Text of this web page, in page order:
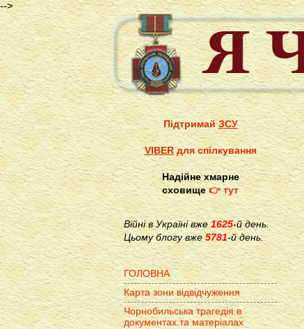
-->
ПідтримайЗСУ
VIBERдля спілкування
Надійне хмарне
сховище👉 тут
Війні в Україні вже1625-й день.
Цьому блогу вже 5781-й день.
ГОЛОВНА
Карта зони відвідчуження
Чорнобильська трагедія в
документах та матеріалах